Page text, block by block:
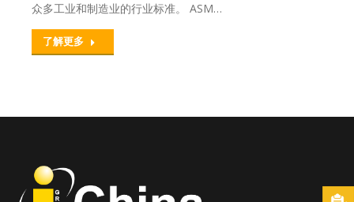
众多工业和制造业的行业标准。 ASM…
了解更多